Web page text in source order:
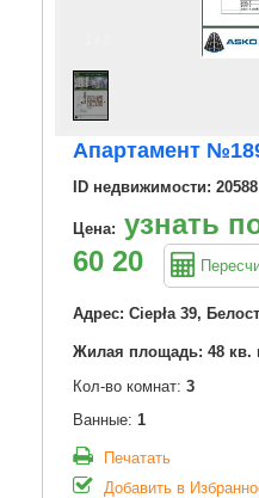
Апартамент
ID недвижимости: 20588
Цена: узнать
60 20
Адрес: Ciepła 39,
Жилая площадь: 48 кв.
Кол-во комнат: 3
Ванные: 1
Печатать
Добавить в